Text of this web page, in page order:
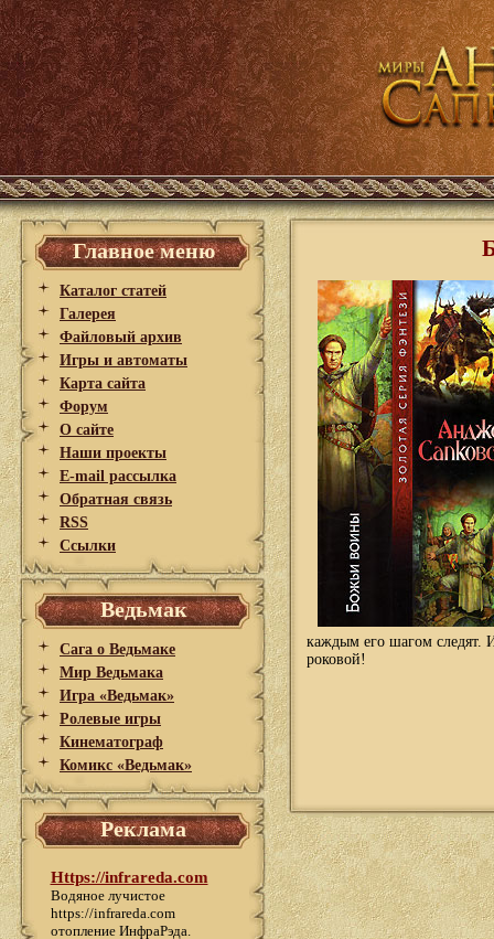
Главное меню
Каталог статей
Галерея
Файловый архив
Игры и автоматы
Карта сайта
Форум
О сайте
Наши проекты
E-mail рассылка
Обратная связь
RSS
Ссылки
Ведьмак
Сага о Ведьмаке
Мир Ведьмака
Игра «Ведьмак»
Ролевые игры
Кинематограф
Комикс «Ведьмак»
Реклама
Https://infrareda.com
Водяное лучистое
https://infrareda.com
отопление ИнфраРэда.
каждым его шагом следят.
роковой!